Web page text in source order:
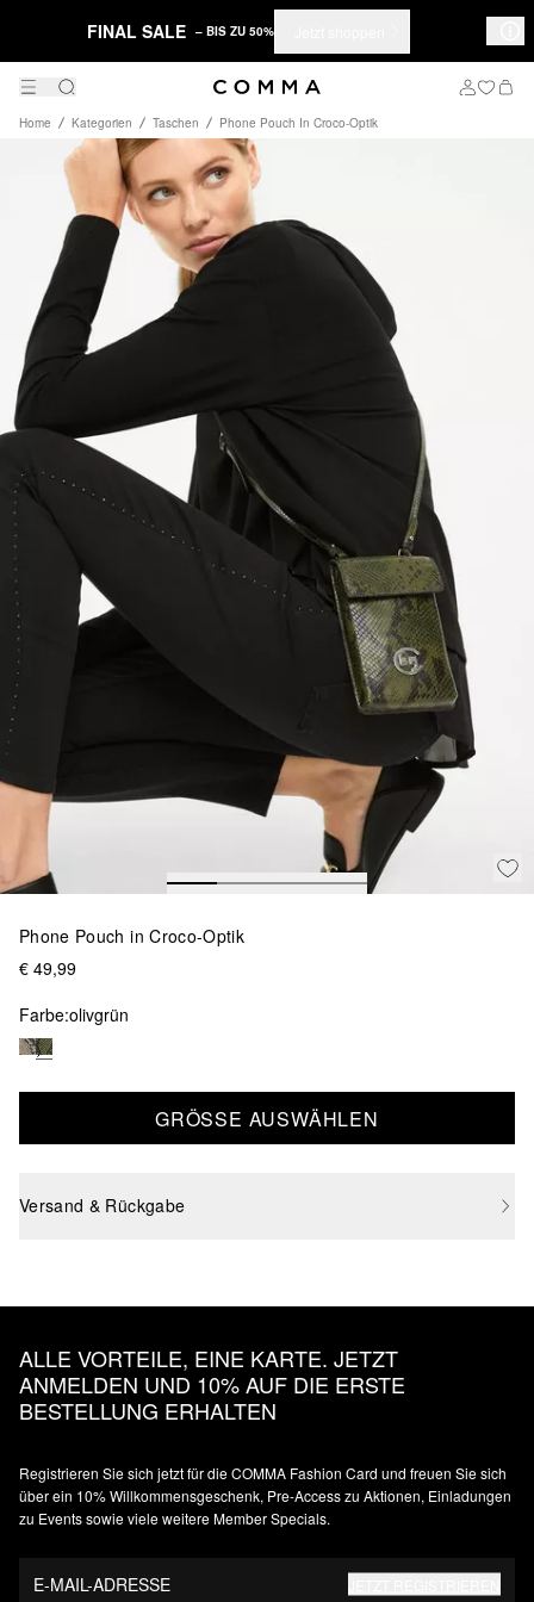
FINAL SALE – BIS ZU 50%
Home Kategorien Taschen Phone Pouch In Croco-Optik
Phone Pouch in Croco-Optik
€ 49,99
Farbe:olivgrün
GRÖSSE AUSWÄHLEN
Versand & Rückgabe
ALLE VORTEILE, EINE KARTE. JETZT
ANMELDEN UND 10% AUF DIE ERSTE
BESTELLUNG ERHALTEN
Registrieren Sie sich jetzt für die COMMA Fashion Card und freuen Sie sich
über ein 10% Willkommensgeschenk, Pre-Access zu Aktionen, Einladungen
zu Events sowie viele weitere Member Specials.
E-MAIL-ADRESSE